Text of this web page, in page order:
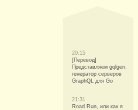
20:15
[Перевод]
Представляем gqlgen:
генератор серверов
GraphQL для Go
21:31
Road Run, или как я